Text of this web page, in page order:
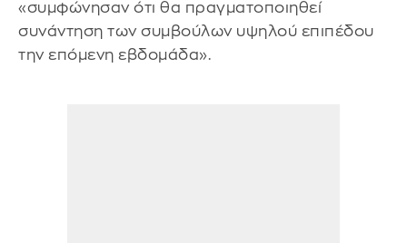
«συμφώνησαν ότι θα πραγματοποιηθεί
συνάντηση των συμβούλων υψηλού επιπέδου
την επόμενη εβδομάδα».